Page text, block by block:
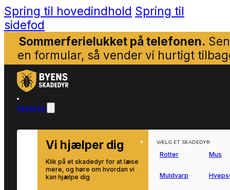
Spring til hovedindhold Spring til
sidefod
Sommerferielukket på telefonen.
en formular, så vender vi hurtigt
Skadedyr
Vi hjælper dig
Klik på et skadedyr for at læse
mere, og høre om hvordan vi
kan hjælpe dig
VÆLG ET SKADEDYR
Rotter Mus
Muldvarp